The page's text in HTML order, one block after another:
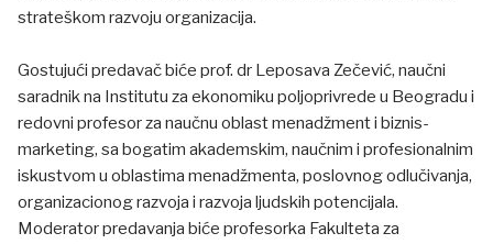
strateškom razvoju organizacija.
Gostujući predavač biće prof. dr Leposava Zečević, naučni
saradnik na Institutu za ekonomiku poljoprivrede u Beogradu i
redovni profesor za naučnu oblast menadžment i biznis-
marketing, sa bogatim akademskim, naučnim i profesionalnim
iskustvom u oblastima menadžmenta, poslovnog odlučivanja,
organizacionog razvoja i razvoja ljudskih potencijala.
Moderator predavanja biće profesorka Fakulteta za